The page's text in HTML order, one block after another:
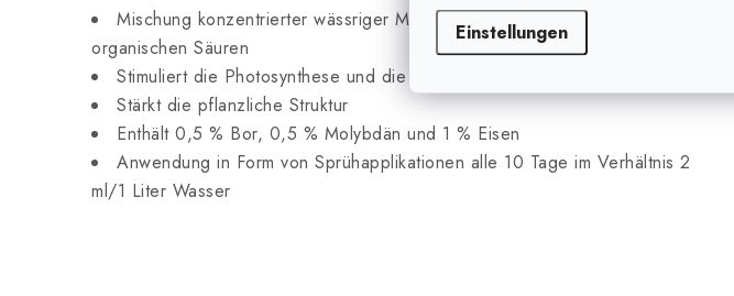
Einstellungen
Mischung konzentrierter wässriger Mikroelemente mit Aminosäuren und
organischen Säuren
Stimuliert die Photosynthese und die Nährstoffaufnahme
Stärkt die pflanzliche Struktur
Enthält 0,5 % Bor, 0,5 % Molybdän und 1 % Eisen
Anwendung in Form von Sprühapplikationen alle 10 Tage im Verhältnis 2
ml/1 Liter Wasser